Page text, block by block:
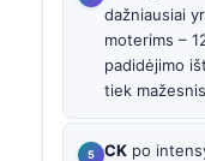
dažniausiai
moterims –
padidėjimo
tiek
CK po